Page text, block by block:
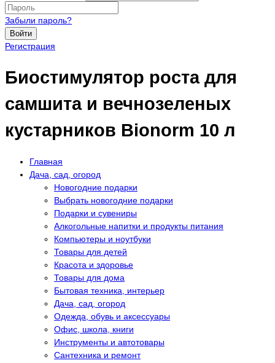
Забыли пароль?
Войти
Регистрация
Биостимулятор роста для
самшита и вечнозеленых
кустарников Bionorm 10 л
Главная
Дача, сад, огород
Новогодние подарки
Выбрать новогодние подарки
Подарки и сувениры
Алкогольные напитки и продукты питания
Компьютеры и ноутбуки
Товары для детей
Красота и здоровье
Товары для дома
Бытовая техника, интерьер
Дача, сад, огород
Одежда, обувь и аксессуары
Офис, школа, книги
Инструменты и автотовары
Сантехника и ремонт